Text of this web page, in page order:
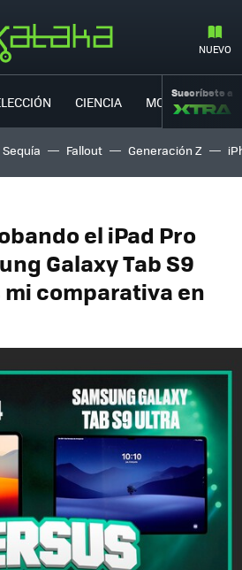
NUEVO
CIENCIA MOVILIDAD
Suscríbete a
Sequía Fallout Generación Z
el iPad Pro
Galaxy Tab S9
mi comparativa en